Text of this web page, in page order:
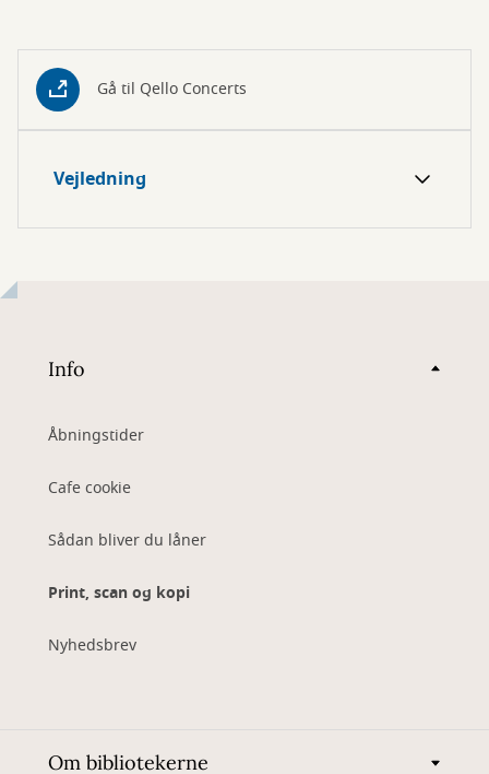
Gå til Qello Concerts
Vejledning
Info
Åbningstider
Cafe cookie
Sådan bliver du låner
Print, scan og kopi
Nyhedsbrev
Om bibliotekerne